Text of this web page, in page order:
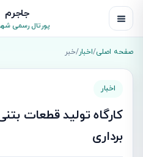
جاجرم
پورتال رسمی
صفحه اصلی/اخبار/خبر
اخبار
کارگاه تولید قطعات
برداری